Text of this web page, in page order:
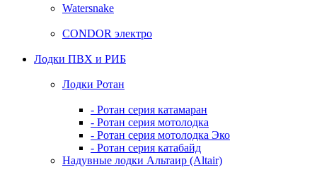
Watersnake
CONDOR электро
Лодки ПВХ и РИБ
Лодки Ротан
- Ротан серия катамаран
- Ротан серия мотолодка
- Ротан серия мотолодка Эко
- Ротан серия катабайд
Надувные лодки Альтаир (Altair)